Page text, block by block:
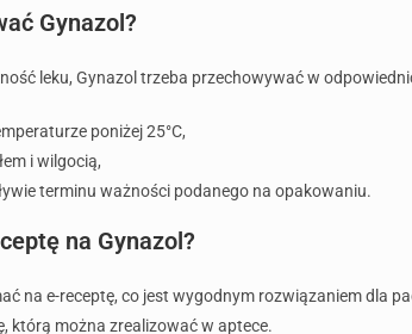
Gynazol?
leku, Gynazol trzeba przechowywać w
poniżej 25°C,
i wilgocią,
terminu ważności podanego na opakowaniu.
na Gynazol?
na e-receptę, co jest wygodnym rozwiązaniem dla
którą można zrealizować w aptece.